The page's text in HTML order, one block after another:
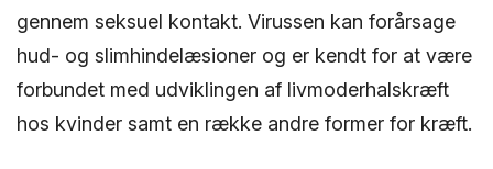
gennem seksuel kontakt. Virussen kan forårsage
hud- og slimhindelæsioner og er kendt for at være
forbundet med udviklingen af livmoderhalskræft
hos kvinder samt en række andre former for kræft.